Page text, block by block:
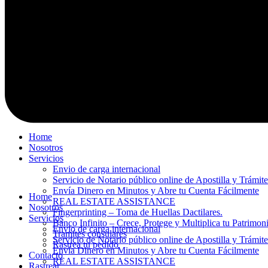
Home
Nosotros
Servicios
Envio de carga internacional
Servicio de Notario público online de Apostilla y
Envía Dinero en Minutos y Abre tu Cuenta Fácilmente
REAL ESTATE ASSISTANCE
Fingerprinting – Toma de Huellas Dactilares.
Banco Infinito – Crece, Protege y Multiplica tu
Tramites consulares
Rastrea tu pedido
Contacto
Rastrear
Home
Nosotros
Servicios
Envio de carga internacional
Servicio de Notario público online de Apostilla y
Envía Dinero en Minutos y Abre tu Cuenta Fácilmente
REAL ESTATE ASSISTANCE